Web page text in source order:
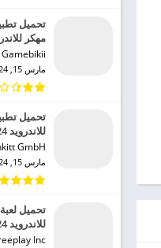
مهكر
Gamebikii‏
مارس 15, 2024
للاندرويد 2024
GmbH‏
مارس 15, 2024
للاندرويد 2024
Inc‏